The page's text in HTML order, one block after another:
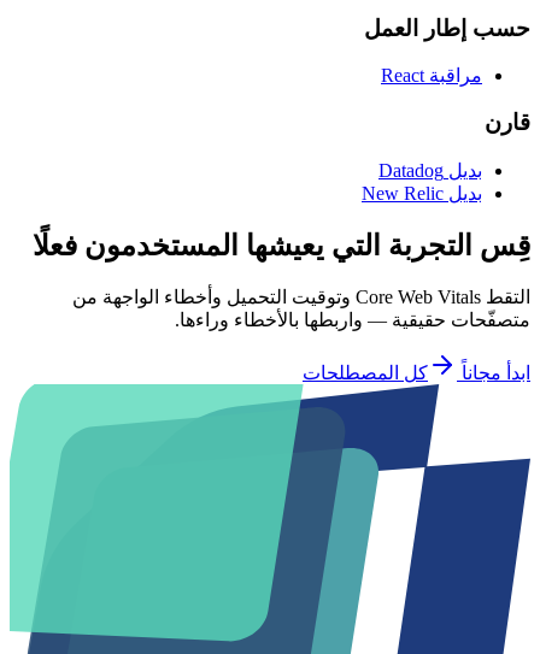
حسب إطار العمل
مراقبة React
قارن
بديل Datadog
بديل New Relic
قِس التجربة التي يعيشها المستخدمون فعلًا
التقط Core Web Vitals وتوقيت التحميل وأخطاء الواجهة من
متصفّحات حقيقية — واربطها بالأخطاء وراءها.
ابدأ مجاناً كل المصطلحات